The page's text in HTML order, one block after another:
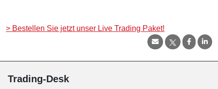
> Bestellen Sie jetzt unser Live Trading Paket!
Trading-Desk